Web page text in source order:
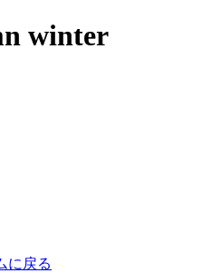
winter
に戻る